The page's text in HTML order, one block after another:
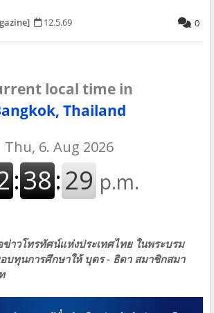
12.5.69 0
local time in
Thailand
าวโทรทัศน์แห่งประเทศไทย ในพระบรม
บทุนการศึกษาให้ บุตร - ธิดา สมาชิกสมา